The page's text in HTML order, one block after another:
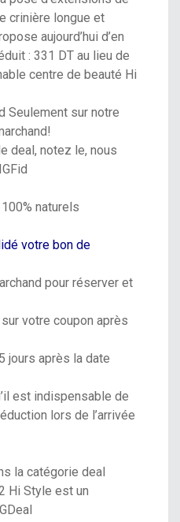
crinière longue et
aujourd’hui d’en
: 331 DT au lieu de
centre de beauté Hi
Seulement sur notre
deal, notez le, nous
naturels
votre bon de
pour réserver et
votre coupon après
jours après la date
est indispensable de
lors de l’arrivée
la catégorie deal
Hi Style est un